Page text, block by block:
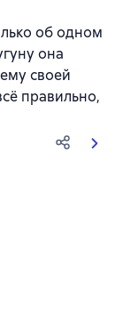
об одном
она
своей
правильно,
оценок